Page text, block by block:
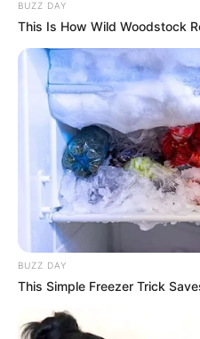
BUZZ DAY
This Is How Wild Woodstock
BUZZ DAY
This Simple Freezer Trick